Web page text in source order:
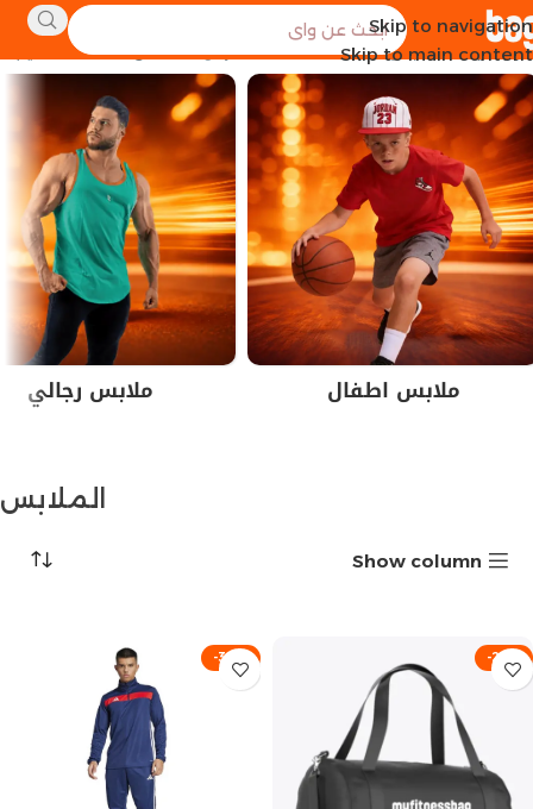
Skip to navigation
Skip to main content
الرئيسية الملابس عرض 1–12 من أصل 164 نتيجة
ملابس اطفال ملابس رجالي
الملابس
Show column
-28%
-30%